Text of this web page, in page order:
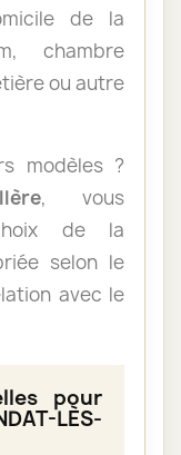
de la
chambre
ou autre
modèles ?
, vous
de la
selon le
avec le
pour
LÈS-